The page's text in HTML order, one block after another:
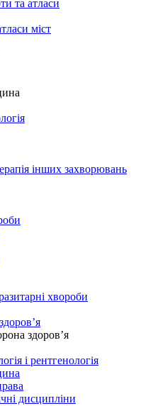
та атласи
міст
інших захворювань
хвороби
здоров’я
і рентгенологія
дисципліни